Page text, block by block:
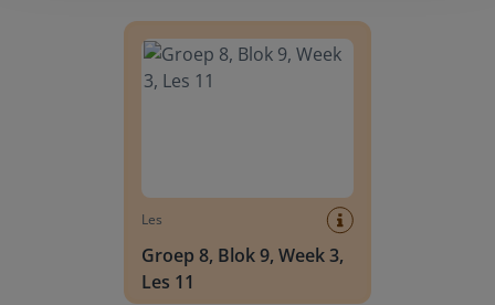
Les
Groep 8, Blok 9, Week 3,
Les 11